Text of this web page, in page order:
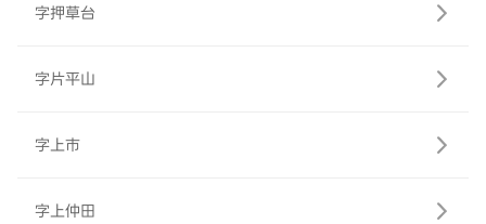
字押草台
字片平山
字上市
字上仲田